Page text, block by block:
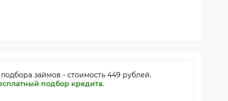
подбора займов - стоимость 449 рублей.
подбор кредита.